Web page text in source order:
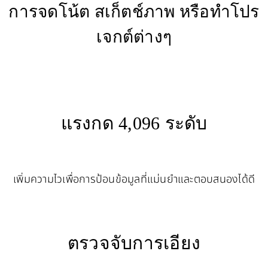
การจดโน้ต สเก็ตช์ภาพ หรือทำโปร
เจกต์ต่างๆ
แรงกด 4,096 ระดับ
เพิ่มความไวเพื่อการป้อนข้อมูลที่แม่นยำและตอบสนองได้ดี
ตรวจจับการเอียง